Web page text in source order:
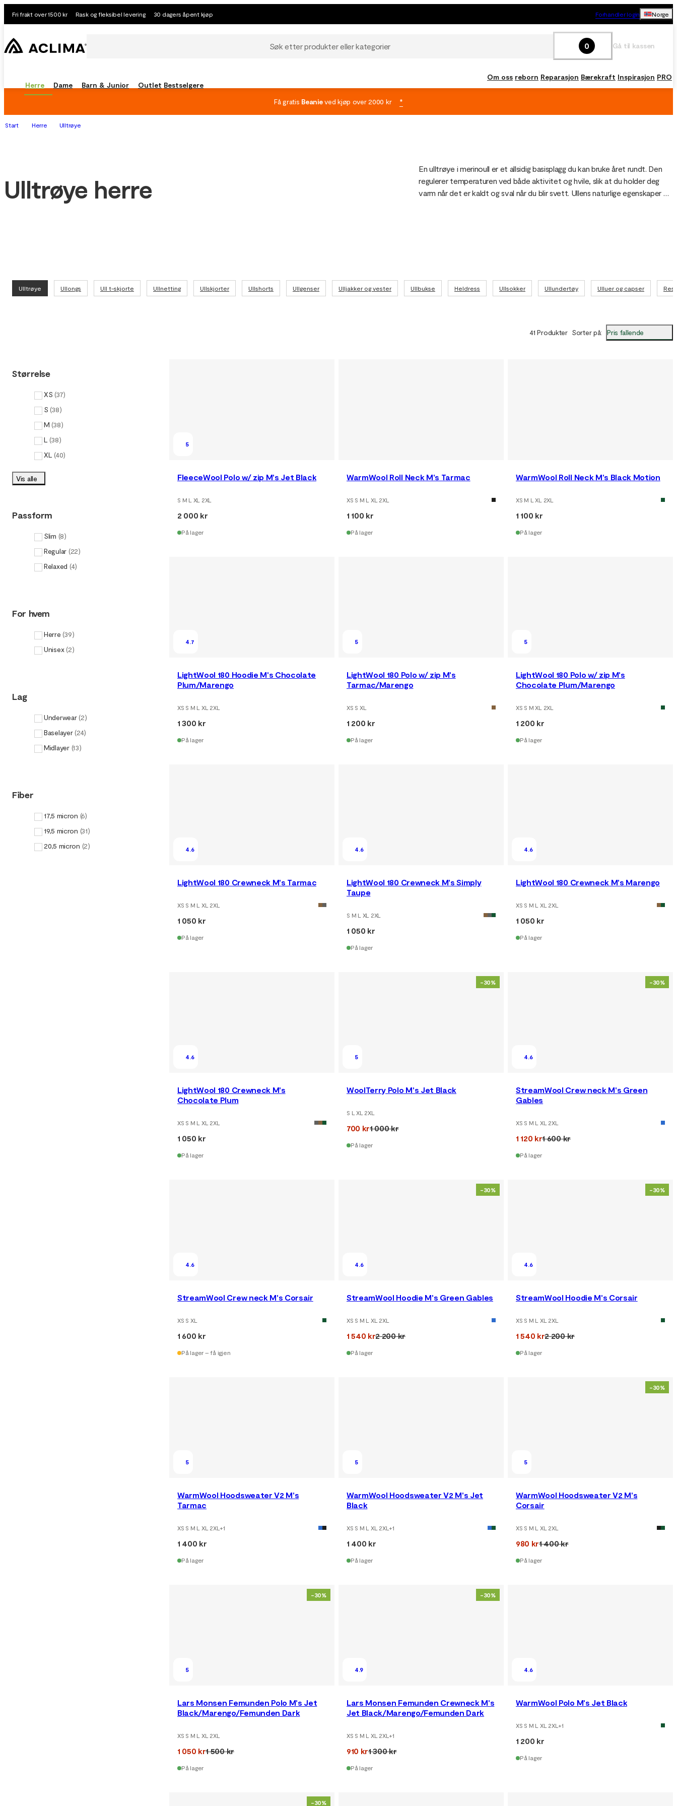
Fri frakt over 1500 kr Rask og fleksibel levering 30 dagers åpent kjøp Forhandler login Norge
Søk etter produkter eller kategorier 0 Gå til kassen
Herre Dame Barn & Junior Outlet Bestselgere
Om oss reborn Reparasjon Bærekraft Inspirasjon PRO
Få gratis Beanieved kjøp over 2000 kr *
Start Herre Ulltrøye
Ulltrøye herre
En ulltrøye i merinoull er et allsidig basisplagg du kan bruke året rundt. Den
regulerer temperaturen ved både aktivitet og hvile, slik at du holder deg
varm når det er kaldt og sval når du blir svett. Ullens naturlige egenskaper
Ulltrøye Ullongs Ull t-skjorte Ullnetting Ullskjorter Ullshorts Ullgenser Ulljakker og vester Ullbukse Heldress Ullsokker Ullundertøy Ulluer og capser
41 Produkter Sorter på: Pris fallende
Størrelse
XS (37)
S (38)
M (38)
L (38)
XL (40)
Vis alle
Passform
Slim (8)
Regular (22)
Relaxed (4)
For hvem
Herre (39)
Unisex (2)
Lag
Underwear (2)
Baselayer (24)
Midlayer (13)
Fiber
17,5 micron (6)
19,5 micron (31)
20,5 micron (2)
5
FleeceWool Polo w/ zip M's Jet Black
S M L XL 2XL
2 000 kr
På lager
WarmWool Roll Neck M's Tarmac
XS S M L XL 2XL
1 100 kr
På lager
WarmWool Roll Neck M's Black Motion
XS M L XL 2XL
1 100 kr
På lager
4.7
LightWool 180 Hoodie M's Chocolate
Plum/Marengo
XS S M L XL 2XL
1 300 kr
På lager
5
LightWool 180 Polo w/ zip M's
Tarmac/Marengo
XS S XL
1 200 kr
På lager
5
LightWool 180 Polo w/ zip M's
Chocolate Plum/Marengo
XS S M XL 2XL
1 200 kr
På lager
4.6
LightWool 180 Crewneck M's Tarmac
XS S M L XL 2XL
1 050 kr
På lager
4.6
LightWool 180 Crewneck M's Simply
Taupe
S M L XL 2XL
1 050 kr
På lager
4.6
LightWool 180 Crewneck M's Marengo
XS S M L XL 2XL
1 050 kr
På lager
4.6
LightWool 180 Crewneck M's
Chocolate Plum
XS S M L XL 2XL
1 050 kr
På lager
-30%
5
WoolTerry Polo M's Jet Black
S L XL 2XL
700 kr1 000 kr
På lager
-30%
4.6
StreamWool Crew neck M's Green
Gables
XS S M L XL 2XL
1 120 kr1 600 kr
På lager
4.6
StreamWool Crew neck M's Corsair
XS S XL
1 600 kr
På lager – få igjen
-30%
4.6
StreamWool Hoodie M's Green Gables
XS S M L XL 2XL
1 540 kr2 200 kr
På lager
-30%
4.6
StreamWool Hoodie M's Corsair
XS S M L XL 2XL
1 540 kr2 200 kr
På lager
5
WarmWool Hoodsweater V2 M's
Tarmac
XS S M L XL 2XL+1
1 400 kr
På lager
5
WarmWool Hoodsweater V2 M's Jet
Black
XS S M L XL 2XL+1
1 400 kr
På lager
-30%
5
WarmWool Hoodsweater V2 M's
Corsair
XS S M L XL 2XL
980 kr1 400 kr
På lager
-30%
5
Lars Monsen Femunden Polo M's Jet
Black/Marengo/Femunden Dark
XS S M L XL 2XL
1 050 kr1 500 kr
På lager
-30%
4.9
Lars Monsen Femunden Crewneck M's
Jet Black/Marengo/Femunden Dark
XS S M L XL 2XL+1
910 kr1 300 kr
På lager
4.6
WarmWool Polo M's Jet Black
XS S M L XL 2XL+1
1 200 kr
På lager
-30%